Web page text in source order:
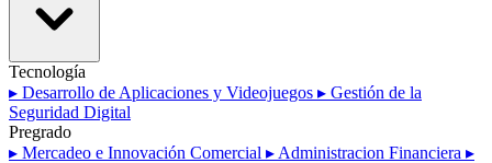
Tecnología
▸ Desarrollo de Aplicaciones y Videojuegos ▸ Gestión de la
Seguridad Digital
Pregrado
▸ Mercadeo e Innovación Comercial ▸ Administracion Financiera ▸